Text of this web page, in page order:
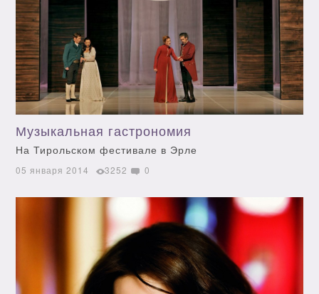
Музыкальная гастрономия
На Тирольском фестивале в Эрле
05 января 2014 3252 0